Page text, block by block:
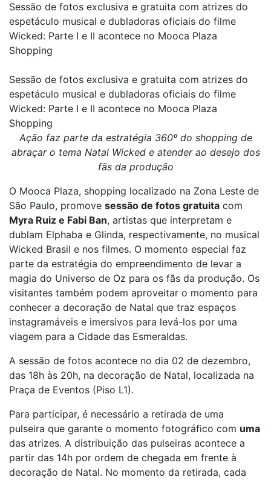
Sessão de fotos exclusiva e gratuita com atrizes do
espetáculo musical e dubladoras oficiais do filme
Wicked: Parte I e II acontece no Mooca Plaza
Shopping
Sessão de fotos exclusiva e gratuita com atrizes do
espetáculo musical e dubladoras oficiais do filme
Wicked: Parte I e II acontece no Mooca Plaza
Shopping
Ação faz parte da estratégia 360º do shopping de
abraçar o tema Natal Wicked e atender ao desejo dos
fãs da produção
O Mooca Plaza, shopping localizado na Zona Leste de
São Paulo, promove sessão de fotos gratuita com
Myra Ruiz e Fabi Ban, artistas que interpretam e
dublam Elphaba e Glinda, respectivamente, no musical
Wicked Brasil e nos filmes. O momento especial faz
parte da estratégia do empreendimento de levar a
magia do Universo de Oz para os fãs da produção. Os
visitantes também podem aproveitar o momento para
conhecer a decoração de Natal que traz espaços
instagramáveis e imersivos para levá-los por uma
viagem para a Cidade das Esmeraldas.
A sessão de fotos acontece no dia 02 de dezembro,
das 18h às 20h, na decoração de Natal, localizada na
Praça de Eventos (Piso L1).
Para participar, é necessário a retirada de uma
pulseira que garante o momento fotográfico com uma
das atrizes. A distribuição das pulseiras acontece a
partir das 14h por ordem de chegada em frente à
decoração de Natal. No momento da retirada, cada